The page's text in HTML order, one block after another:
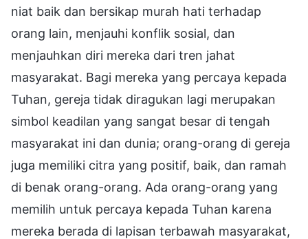
niat baik dan bersikap murah hati terhadap
orang lain, menjauhi konflik sosial, dan
menjauhkan diri mereka dari tren jahat
masyarakat. Bagi mereka yang percaya kepada
Tuhan, gereja tidak diragukan lagi merupakan
simbol keadilan yang sangat besar di tengah
masyarakat ini dan dunia; orang-orang di gereja
juga memiliki citra yang positif, baik, dan ramah
di benak orang-orang. Ada orang-orang yang
memilih untuk percaya kepada Tuhan karena
mereka berada di lapisan terbawah masyarakat,